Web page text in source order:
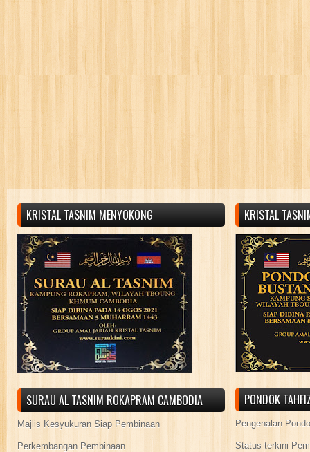
KRISTAL TASNIM MENYOKONG
SURAU AL TASNIM ROKAPRAM CAMBODIA
Majlis Kesyukuran Siap Pembinaan
Perkembangan Pembinaan
KRISTAL
PONDOK
Pengenalan
Status terkini